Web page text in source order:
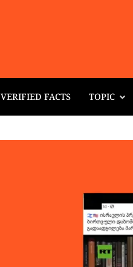
VERIFIED FACTS TOPIC